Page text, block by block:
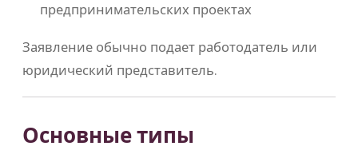
предпринимательских проектах
Заявление обычно подает работодатель или
юридический представитель.
Основные типы